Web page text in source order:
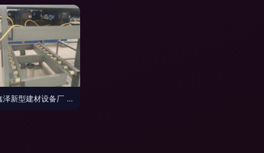
宁津鑫泽新型建材设备厂 推动建筑材料行业革新的先锋力量